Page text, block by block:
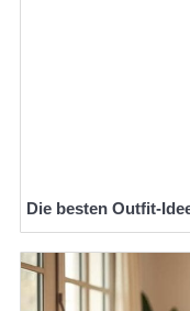
Die besten Outfit-